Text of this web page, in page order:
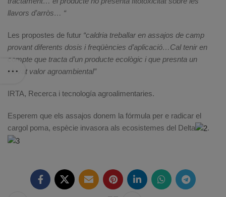
llavors d’arròs… “
Les propostes de futur “caldria treballar en assajos de camp
provant diferents dosis i freqüències d’aplicació…Cal tenir en
compte que tracta d’un producte ecològic i que presnta un
elevat valor agroambiental”
IRTA, Recerca i tecnología agroalimentaries.
Esperem que els assajos donem la fórmula per e radicar el
cargol poma, espècie invasora als ecosistemes del Delta
.